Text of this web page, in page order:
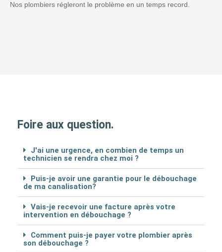
Nos plombiers régleront le problème en un temps record.
Foire aux question.
J'ai une urgence, en combien de temps un
technicien se rendra chez moi ?
Puis-je avoir une garantie pour le débouchage
de ma canalisation?
Vais-je recevoir une facture après votre
intervention en débouchage ?
Comment puis-je payer votre plombier après
son débouchage ?